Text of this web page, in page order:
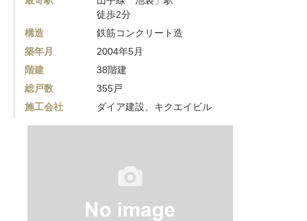
徒歩2分
構造
鉄筋コンクリート造
築年月
2004年5月
階建
38階建
総戸数
355戸
施工会社
ダイア建設、キクエイビル